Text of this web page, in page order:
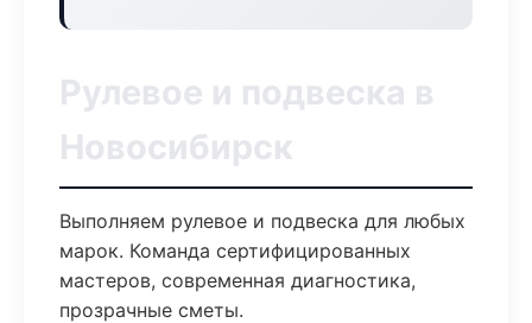
Рулевое и подвеска в
Новосибирск
Выполняем рулевое и подвеска для любых
марок. Команда сертифицированных
мастеров, современная диагностика,
прозрачные сметы.